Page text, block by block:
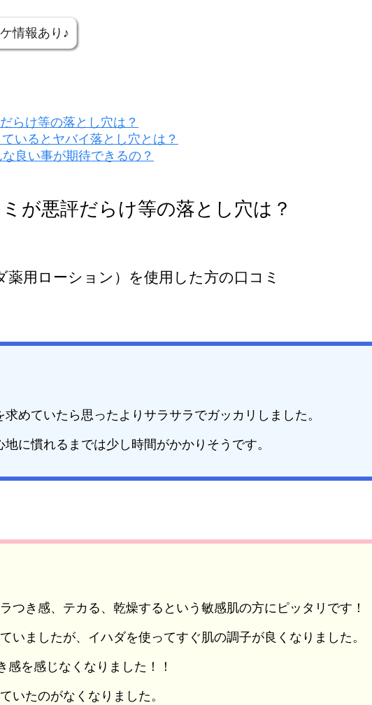
情報あり♪
らけ等の落とし穴は？
いるとヤバイ落とし穴とは？
良い事が期待できるの？
が悪評だらけ等の落とし穴は？
用ローション）を使用した方の口コミ
めていたら思ったよりサラサラでガッカリしました。
に慣れるまでは少し時間がかかりそうです。
つき感、テカる、乾燥するという敏感肌の方にピッタリです！
いましたが、イハダを使ってすぐ肌の調子が良くなりました。
を感じなくなりました！！
いたのがなくなりました。